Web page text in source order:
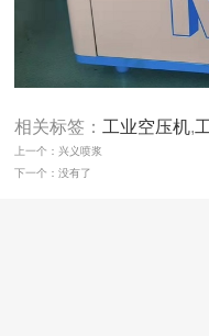
相关标签： 工业空压机,
上一个：兴义喷浆
下一个：没有了